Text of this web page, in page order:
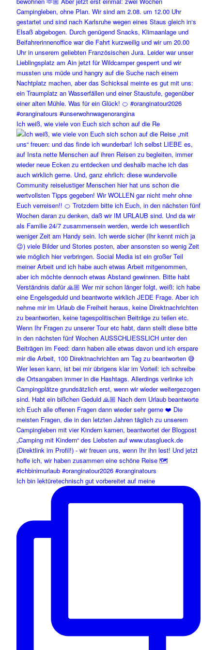
Ich weiß, wie viele von Euch sich schon auf die Re
Ich bin lektüretechnisch gut vorbereitet auf meine